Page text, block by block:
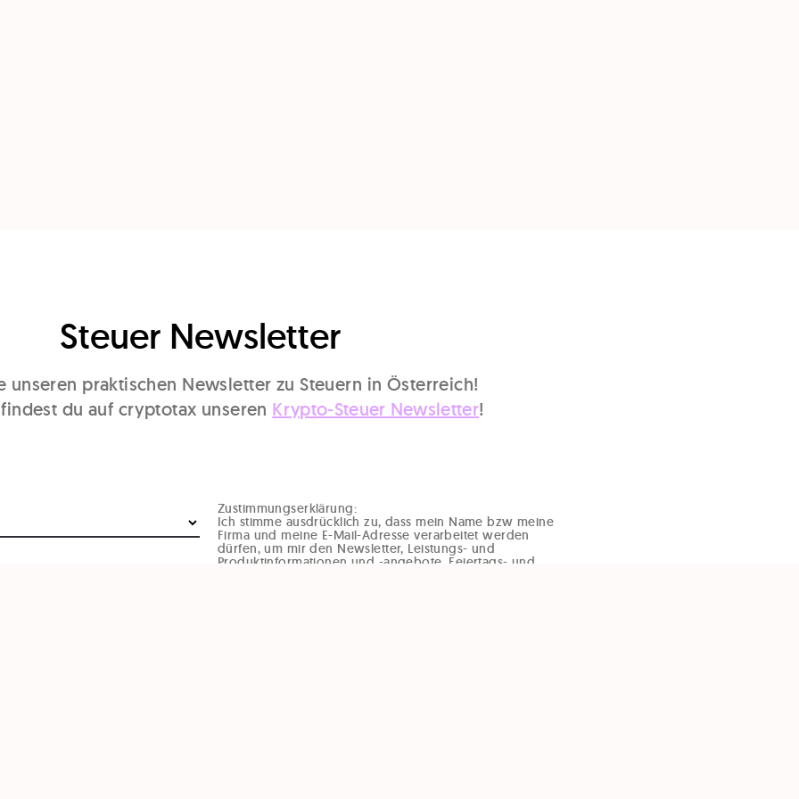
Steuer Newsletter
unseren praktischen Newsletter zu Steuern in Österreich!
du auf cryptotax unseren Krypto-Steuer Newsletter!
Zustimmungserklärung:
Ich stimme ausdrücklich zu, dass mein Name bzw meine
Firma und meine E-Mail-Adresse verarbeitet werden
dürfen, um mir den Newsletter, Leistungs- und
Produktinformationen und -angebote, Feiertags- und